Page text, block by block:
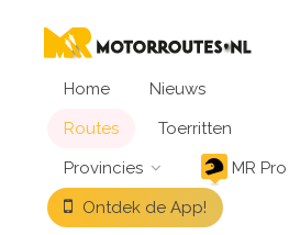
Home
Nieuws
Routes
Toerritten
Provincies
MR Pro
Ontdek de App!